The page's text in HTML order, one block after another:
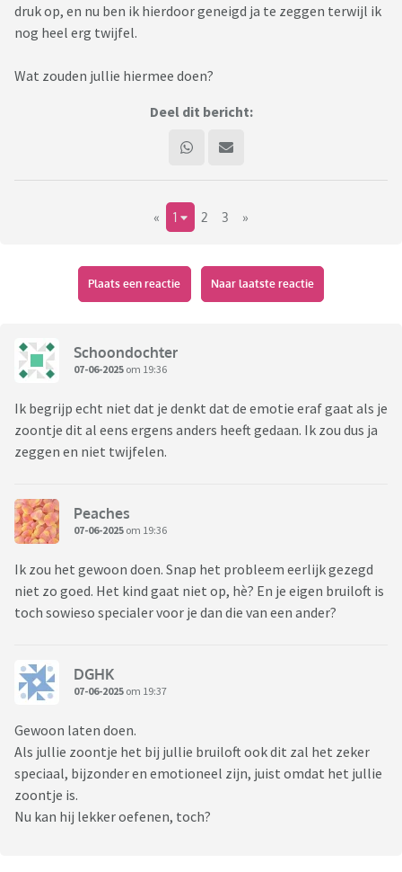
druk op, en nu ben ik hierdoor geneigd ja te zeggen terwijl ik
nog heel erg twijfel.
Wat zouden jullie hiermee doen?
Deel dit bericht:
« 1 2 3 »
Plaats een reactie Naar laatste reactie
Schoondochter
07-06-2025 om 19:36
Ik begrijp echt niet dat je denkt dat de emotie eraf gaat als je
zoontje dit al eens ergens anders heeft gedaan. Ik zou dus ja
zeggen en niet twijfelen.
Peaches
07-06-2025 om 19:36
Ik zou het gewoon doen. Snap het probleem eerlijk gezegd
niet zo goed. Het kind gaat niet op, hè? En je eigen bruiloft is
toch sowieso specialer voor je dan die van een ander?
DGHK
07-06-2025 om 19:37
Gewoon laten doen.
Als jullie zoontje het bij jullie bruiloft ook dit zal het zeker
speciaal, bijzonder en emotioneel zijn, juist omdat het jullie
zoontje is.
Nu kan hij lekker oefenen, toch?